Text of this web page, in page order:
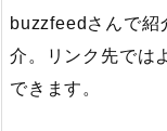
buzzfeedさんで紹
介。リンク先では
できます。